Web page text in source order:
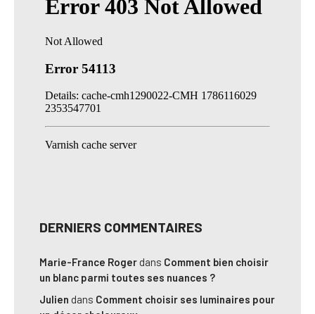
DERNIERS COMMENTAIRES
Marie-France Roger dans Comment bien choisir
un blanc parmi toutes ses nuances ?
Julien dans Comment choisir ses luminaires pour